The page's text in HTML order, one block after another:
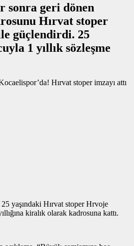
sonra geri dönen
Hırvat stoper
güçlendirdi. 25
1 yıllık sözleşme
yaşındaki Hırvat stoper Hrvoje
kiralık olarak kadrosuna kattı.